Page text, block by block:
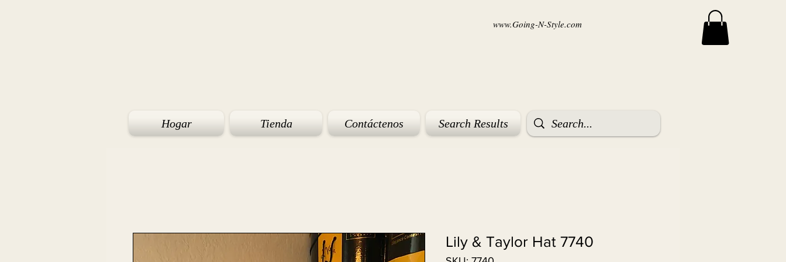
www.Going-N-Style.com
Hogar Tienda Contáctenos Search Results
Lily & Taylor Hat 7740